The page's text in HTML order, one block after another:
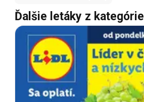
Ďalšie letáky z kategórie